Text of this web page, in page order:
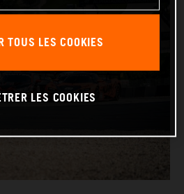
TOUS LES COOKIES
LES COOKIES